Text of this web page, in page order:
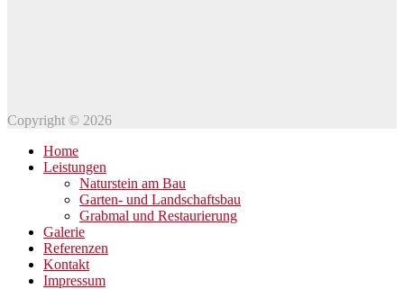
Copyright © 2026
Home
Leistungen
Naturstein am Bau
Garten- und Landschaftsbau
Grabmal und Restaurierung
Galerie
Referenzen
Kontakt
Impressum